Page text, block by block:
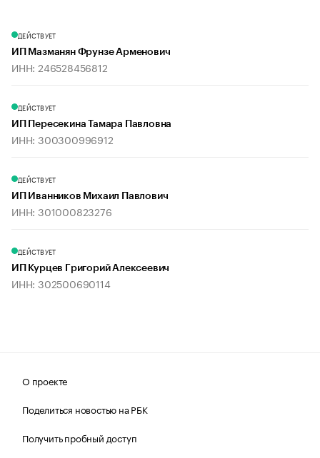
ДЕЙСТВУЕТ
ИП Мазманян Фрунзе Арменович
ИНН: 246528456812
ДЕЙСТВУЕТ
ИП Пересекина Тамара Павловна
ИНН: 300300996912
ДЕЙСТВУЕТ
ИП Иванников Михаил Павлович
ИНН: 301000823276
ДЕЙСТВУЕТ
ИП Курцев Григорий Алексеевич
ИНН: 302500690114
О проекте
Поделиться новостью на РБК
Получить пробный доступ